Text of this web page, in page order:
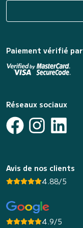
Paiement vérifié par
Réseaux sociaux
Avis de nos clients
4.88/5
4.9/5